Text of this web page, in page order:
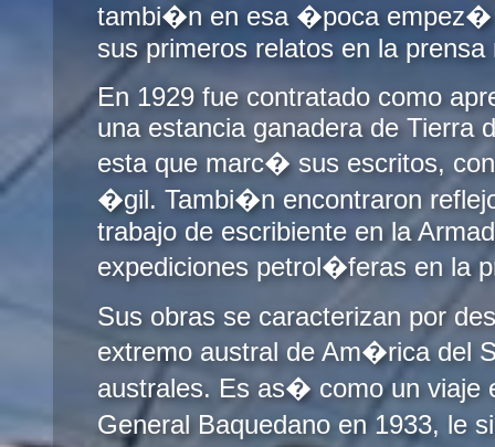
tambi�n en esa �poca empez�
sus primeros relatos en la prensa
En 1929 fue contratado como
una estancia ganadera de Tierra
esta que marc� sus escritos,
�gil. Tambi�n encontraron
trabajo de escribiente en la
expediciones petrol�feras en la
Sus obras se caracterizan por
extremo austral de Am�rica del
australes. Es as� como un viaje
General Baquedano en 1933, le